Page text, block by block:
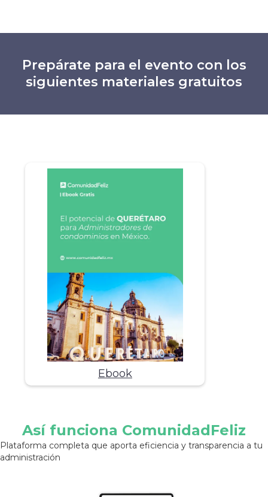
Prepárate para el evento con los
siguientes materiales gratuitos
Ebook
Así funciona ComunidadFeliz
Plataforma completa que aporta eficiencia y transparencia a tu
administración